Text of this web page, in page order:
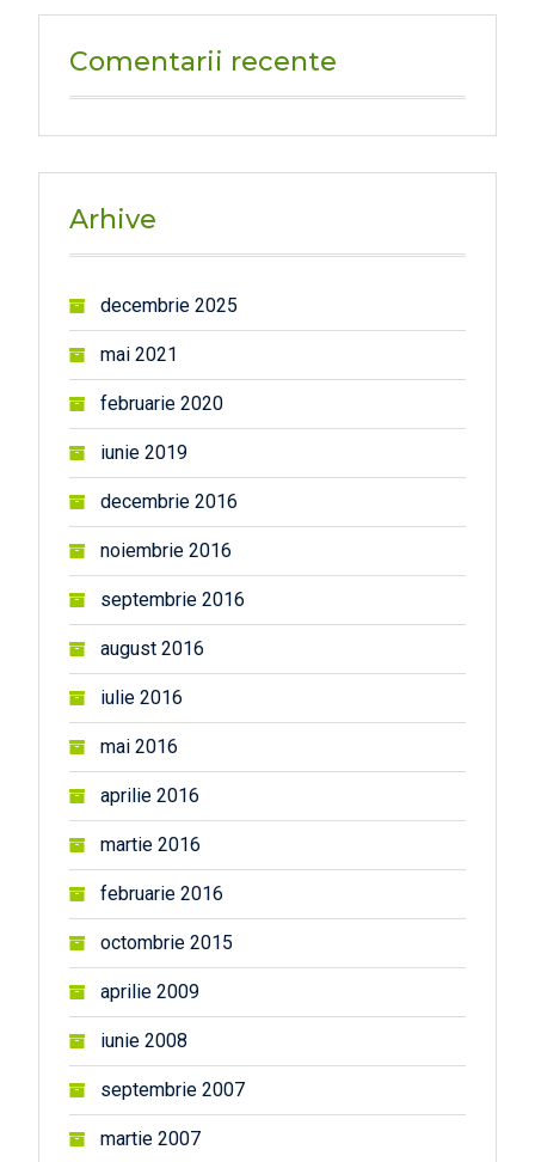
Comentarii recente
Arhive
decembrie 2025
mai 2021
februarie 2020
iunie 2019
decembrie 2016
noiembrie 2016
septembrie 2016
august 2016
iulie 2016
mai 2016
aprilie 2016
martie 2016
februarie 2016
octombrie 2015
aprilie 2009
iunie 2008
septembrie 2007
martie 2007